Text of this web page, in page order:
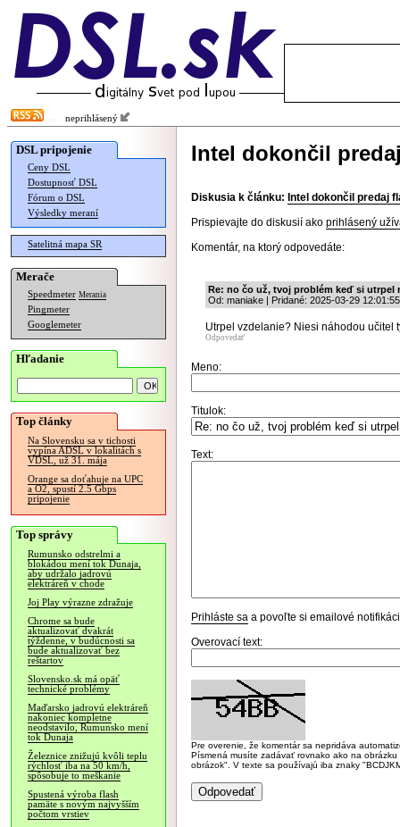
neprihlásený
DSL pripojenie
Ceny DSL
Dostupnosť DSL
Fórum o DSL
Výsledky meraní
Satelitná mapa SR
Merače
Speedmeter Merania
Pingmeter
Googlemeter
Hľadanie
Top články
Na Slovensku sa v tichosti
vypína ADSL v lokalitách s
VDSL, už 31. mája
Orange sa doťahuje na UPC
a O2, spustí 2.5 Gbps
pripojenie
Top správy
Rumunsko odstrelmi a
blokádou mení tok Dunaja,
aby udržalo jadrovú
elektráreň v chode
Joj Play výrazne zdražuje
Chrome sa bude
aktualizovať dvakrát
týždenne, v budúcnosti sa
bude aktualizovať bez
reštartov
Slovensko.sk má opäť
technické problémy
Maďarsko jadrovú elektráreň
nakoniec kompletne
neodstavilo, Rumunsko mení
tok Dunaja
Železnice znižujú kvôli teplu
rýchlosť iba na 50 km/h,
spôsobuje to meškanie
Spustená výroba flash
pamäte s novým najvyšším
počtom vrstiev
Intel dokončil
Diskusia k článku: Intel dokončil predaj
Prispievajte do diskusií ako prihlásený
Komentár, na ktorý odpovedáte:
Re: no čo už, tvoj problém keď si utrpel
Od: maniake | Pridané: 2025-03-29 12:01:55
Utrpel vzdelanie? Niesi náhodou učitel
Odpovedať
Meno:
Titulok:
Text:
Prihláste sa a povoľte si emailové
Overovací text:
Pre overenie, že komentár sa nepridáva
Písmená musíte zadávať rovnako ako na
obrázok". V texte sa používajú iba znaky